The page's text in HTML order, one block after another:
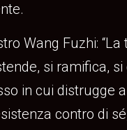
Wang Fuzhi:
si ramifica,
in cui distrugge
contro di